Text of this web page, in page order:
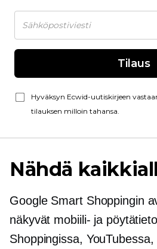
Tilaus
Hyväksyn Ecwid-uutiskirjeen
tilauksen milloin tahansa.
Nähdä
Google Smart Shoppingin
näkyvät mobiili- ja
Shoppingissa,